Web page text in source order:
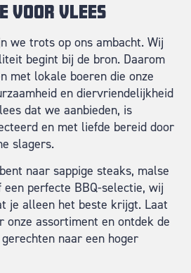
voor vlees
we trots op ons ambacht. Wij
begint bij de bron. Daarom
met lokale boeren die onze
en diervriendelijkheid
dat we aanbieden, is
en met liefde bereid door
slagers.
naar sappige steaks, malse
perfecte BBQ-selectie, wij
je alleen het beste krijgt. Laat
onze assortiment en ontdek de
naar een hoger